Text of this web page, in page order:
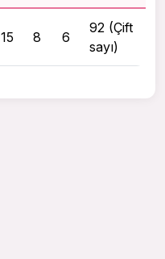
15 8 6
92 (Çift
sayı)